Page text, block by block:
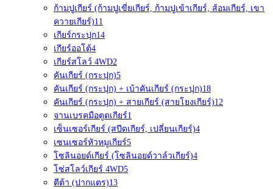
ก้ามปูเกียร์ (ก้ามปูเขี่ยเกียร์, ก้ามปูเข้าเกียร์, ส้อมเกียร์, เขา
ควายเกียร์)11
เกียร์กระปุก14
เกียร์ออโต้4
เกียร์สโลว์ 4WD2
คันเกียร์ (กระปุก)5
คันเกียร์ (กระปุก) + เบ้าคันเกียร์ (กระปุก)18
คันเกียร์ (กระปุก) + สายเกียร์ (สายโยงเกียร์)12
จานเบรคมือตูดเกียร์1
เซ็นเซอร์เกียร์ (สปีดเกียร์, เปลี่ยนเกียร์)4
เซนเซอร์หัวหมูเกียร์5
โซลินอยด์เกียร์ (โซลินอยด์วาล์วเกียร์)4
โซ่สโลว์เกียร์ 4WD5
ตีต้า (ปากแตร)13